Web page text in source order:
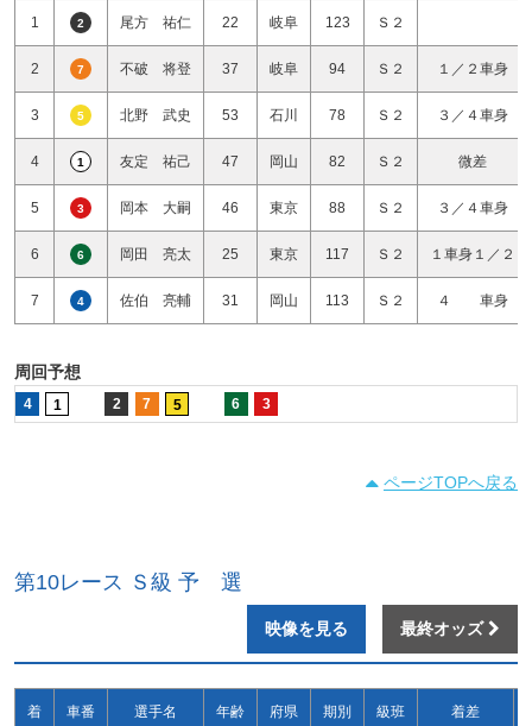
1 2 尾方 祐仁 22 岐阜 123 Ｓ２
2 7 不破 将登 37 岐阜 94 Ｓ２ １／２車身
3 5 北野 武史 53 石川 78 Ｓ２ ３／４車身
4 1 友定 祐己 47 岡山 82 Ｓ２ 微差
5 3 岡本 大嗣 46 東京 88 Ｓ２ ３／４車身
6 6 岡田 亮太 25 東京 117 Ｓ２ １車身１／２
7 4 佐伯 亮輔 31 岡山 113 Ｓ２ ４ 車身
周回予想
4 1 2 7 5 6 3
ページTOPへ戻る
第10レース Ｓ級 予 選
映像を見る 最終オッズ
着 車番 選手名 年齢 府県 期別 級班 着差